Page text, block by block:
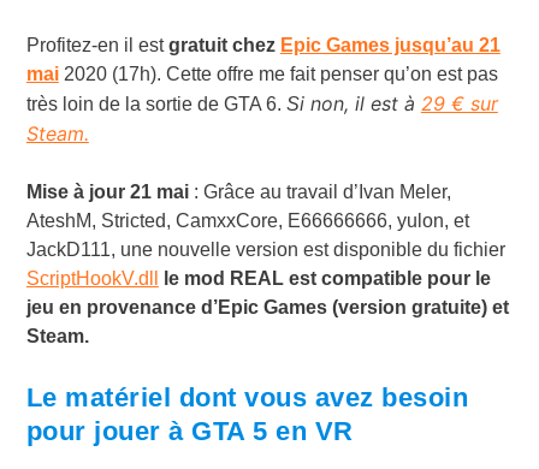
Profitez-en il estgratuit chez Epic Games jusqu’au 21
mai2020 (17h). Cette offre me fait penser qu’on est pas
très loin de la sortie de GTA 6. Si non, il est à 29 € sur
Steam.
Mise à jour 21 mai: Grâce au travail d’Ivan Meler,
AteshM, Stricted, CamxxCore, E66666666, yulon, et
JackD111, une nouvelle version est disponible du fichier
ScriptHookV.dll
le mod REAL est compatible pour le
jeu en provenance d’Epic Games (version gratuite) et
Steam.
Le matériel dont vous avez besoin
pour jouer à GTA 5 en VR